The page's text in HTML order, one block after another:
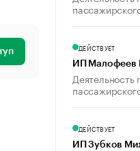
ДЕЙСТВУЕТ
ИП Малофеев
Деятельность
ДЕЙСТВУЕТ
ИП Зубков